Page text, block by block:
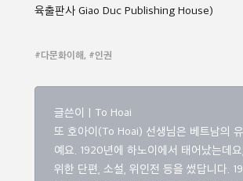
육출판사 Giao Duc Publishing House)
#다문화이해, #인권
글쓴이 | To Hoai
또 호아이(To Hoai) 선생님은 베트남의
예요. 1920년에 하노이에서 태어났는데
위한 단편, 소설, 위인전 등을 썼답니다.